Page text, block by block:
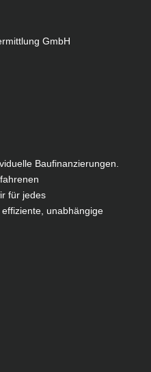
GmbH
Baufinanzierungen.
für jedes
unabhängige